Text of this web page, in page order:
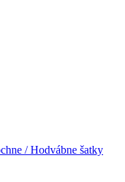
/ Hodvábne šatky